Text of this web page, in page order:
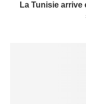
La Tunisie arrive